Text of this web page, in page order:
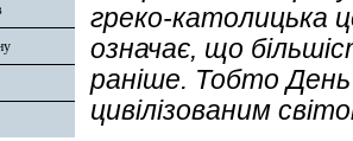
греко-католицька
означає, що
раніше. Тобто
цивілізованим